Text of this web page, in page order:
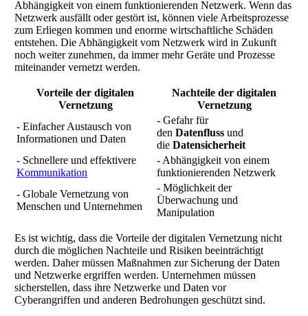
Abhängigkeit von einem funktionierenden Netzwerk. Wenn das
Netzwerk ausfällt oder gestört ist, können viele Arbeitsprozesse
zum Erliegen kommen und enorme wirtschaftliche Schäden
entstehen. Die Abhängigkeit vom Netzwerk wird in Zukunft
noch weiter zunehmen, da immer mehr Geräte und Prozesse
miteinander vernetzt werden.
Vorteile der digitalen
Vernetzung
Nachteile der digitalen
Vernetzung
- Einfacher Austausch von
Informationen und Daten
- Gefahr für
den Datenfluss und
die Datensicherheit
- Schnellere und effektivere
Kommunikation
- Abhängigkeit von einem
funktionierenden Netzwerk
- Globale Vernetzung von
Menschen und Unternehmen
- Möglichkeit der
Überwachung und
Manipulation
Es ist wichtig, dass die Vorteile der digitalen Vernetzung nicht
durch die möglichen Nachteile und Risiken beeinträchtigt
werden. Daher müssen Maßnahmen zur Sicherung der Daten
und Netzwerke ergriffen werden. Unternehmen müssen
sicherstellen, dass ihre Netzwerke und Daten vor
Cyberangriffen und anderen Bedrohungen geschützt sind.